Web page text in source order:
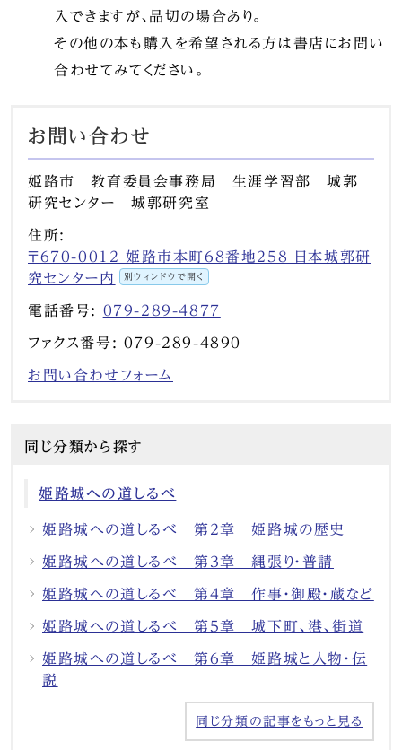
入できますが、品切の場合あり。
その他の本も購入を希望される方は書店にお問い
合わせてみてください。
お問い合わせ
姫路市 教育委員会事務局 生涯学習部 城郭
研究センター 城郭研究室
住所:
〒670-0012 姫路市本町68番地258 日本城郭研
究センター内
別ウィンドウで開く
電話番号: 079-289-4877
ファクス番号: 079-289-4890
お問い合わせフォーム
同じ分類から探す
姫路城への道しるべ
姫路城への道しるべ 第2章 姫路城の歴史
姫路城への道しるべ 第3章 縄張り・普請
姫路城への道しるべ 第4章 作事・御殿・蔵など
姫路城への道しるべ 第5章 城下町、港、街道
姫路城への道しるべ 第6章 姫路城と人物・伝
説
同じ分類の記事をもっと見る